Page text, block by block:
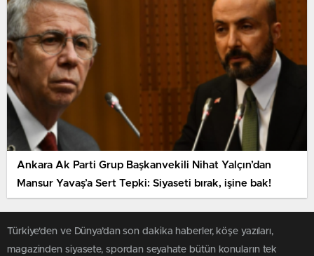
Ankara Ak Parti Grup Başkanvekili Nihat Yalçın’dan
Mansur Yavaş’a Sert Tepki: Siyaseti bırak, işine bak!
Türkiye'den ve Dünya’dan son dakika haberler, köşe yazıları,
magazinden siyasete, spordan seyahate bütün konuların tek